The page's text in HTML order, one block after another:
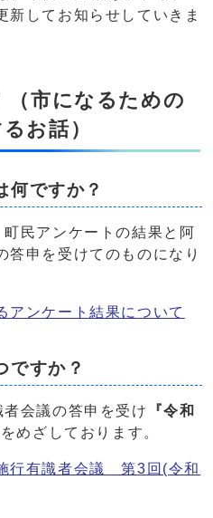
新してお知らせしていきま
（市になるための
お話）
何ですか？
民アンケートの結果と阿
答申を受けてのものになり
アンケート結果について
ですか？
会議の答申を受け
『令和
めざしております。
行有識者会議 第3回(令和